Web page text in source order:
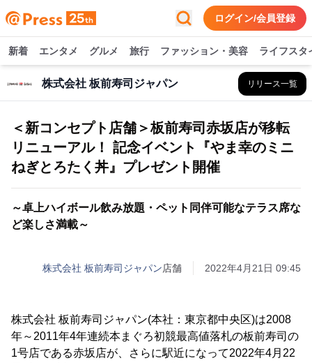
ログイン/会員登録
新着 エンタメ グルメ 旅行 ファッション・美容 ライフスタ
株式会社 板前寿司ジャパン リリース一覧
＜新コンセプト店舗＞板前寿司赤坂店が移転
リニューアル！ 記念イベント『やま幸のミニ
ねぎとろたく丼』プレゼント開催
～卓上ハイボール飲み放題・ペット同伴可能なテラス席な
ど楽しさ満載～
株式会社 板前寿司ジャパン店舗 2022年4月21日 09:45
株式会社 板前寿司ジャパン(本社：東京都中央区)は2008
年～2011年4年連続本まぐろ初競最高値落札の板前寿司の
1号店である赤坂店が、さらに駅近になって2022年4月22